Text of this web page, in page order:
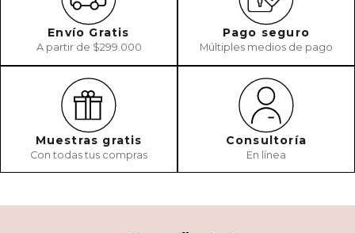
Envío Gratis
A partir de $299.000
Pago seguro
Múltiples medios de pago
Muestras gratis
Con todas tus compras
Consultoría
En línea